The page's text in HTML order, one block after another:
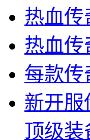
热血
热血
每款传
新开服
顶级装